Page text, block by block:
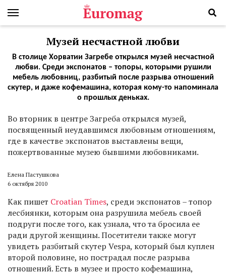
Музей несчастной любви
В столице Хорватии Загребе открылся музей несчастной
любви. Среди экспонатов – топоры, которыми рушили
мебель любовниц, разбитый после разрыва отношений
скутер, и даже кофемашина, которая кому-то напоминала
о прошлых деньках.
Во вторник в центре Загреба открылся музей,
посвященный неудавшимся любовным отношениям,
где в качестве экспонатов выставлены вещи,
пожертвованные музею бывшими любовниками.
Елена Пастушкова
6 октября 2010
Как пишет Croatian Times, среди экспонатов – топор
лесбиянки, которым она разрушила мебель своей
подруги после того, как узнала, что та бросила ее
ради другой женщины. Посетители также могут
увидеть разбитый скутер Vespa, который был куплен
второй половине, но пострадал после разрыва
отношений. Есть в музее и просто кофемашина,